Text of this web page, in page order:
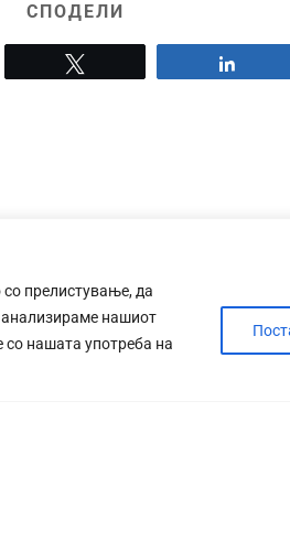
прелистување, да
нашиот
со нашата употреба на
СПОДЕЛИ